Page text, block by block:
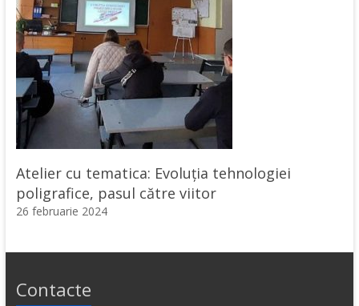
Atelier cu tematica: Evoluția tehnologiei
poligrafice, pasul către viitor
26 februarie 2024
Contacte